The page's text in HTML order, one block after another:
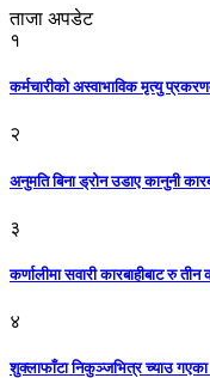
ताजा अपडेट
१
कर्मचारीको अस्वाभाविक मृत्यु
२
अनुमति बिना ड्रोन उडाए कानुनी
३
कर्णालीमा सवारी कारबाहीबाट रु
४
शुक्लाफाँटा निकुञ्जभित्र च्याउ